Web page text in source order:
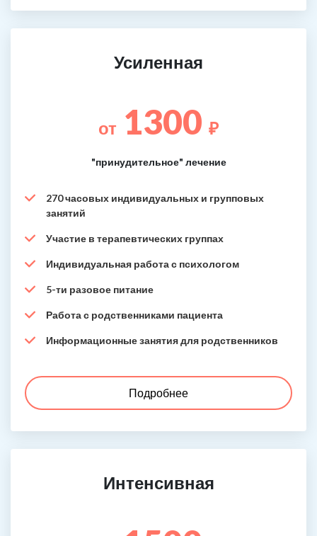
Усиленная
от 1300 ₽
"принудительное" лечение
270 часовых индивидуальных и групповых
занятий
Участие в терапевтических группах
Индивидуальная работа с психологом
5-ти разовое питание
Работа с родственниками пациента
Информационные занятия для родственников
Подробнее
Интенсивная